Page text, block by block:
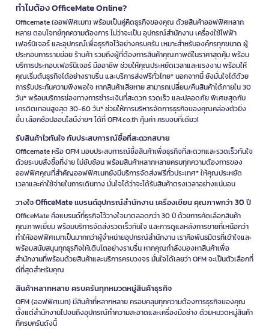
ทำไมต้อง OfficeMate Online?
Officemate (ออฟฟิศเมท) พร้อมเป็นคู่คิดธุรกิจของคุณ ด้วยสินค้าออฟฟิศหลาก
หลาย ตอบโจทย์ทุกความต้องการ ไม่ว่าจะเป็น อุปกรณ์สำนักงาน เครื่องใช้ไฟฟ้า
เฟอร์นิเจอร์ และอุปกรณ์เพื่อธุรกิจไว้อย่างครบครัน เหมาะสำหรับองค์กรทุกขนาด ผู้
ประกอบการรายย่อย ร้านค้า รวมถึงผู้ที่ต้องการสินค้าคุณภาพดีในราคาสุดคุ้ม พร้อม
บริการประกอบเฟอร์นิเจอร์ มืออาชีพ ช่วยให้คุณประหยัดเวลาและแรงงาน พร้อมให้
คุณเริ่มต้นธุรกิจได้อย่างราบรื่น และบริการส่งฟรีทั่วไทย* นอกจากนี้ ยังมั่นใจได้ด้วย
การรับประกันความพึงพอใจ หากสินค้าเสียหาย สามารถเปลี่ยน/คืนสินค้าได้ภายใน 30
วัน* พร้อมบริการช่องทางการชำระเงินที่สะดวก รวดเร็ว และปลอดภัย พิเศษสุดกับ
เครดิตเทอมสูงสุด 30-60 วัน* ช่วยให้การบริหารจัดการธุรกิจของคุณคล่องตัวยิ่ง
ขึ้น เลือกช้อปออนไลน์ง่ายๆ ได้ที่ OFM.co.th คุ้มค่า ครบจบที่เดียว!
รับสินค้าไวทันใจ กับประสบการณ์ซื้อที่สะดวกสบาย
Officemate หรือ OFM มอบประสบการณ์ซื้อสินค้าเพื่อธุรกิจที่สะดวกและรวดเร็วทันใจ
ด้วยระบบสั่งซื้อที่ง่าย ไม่ซับซ้อน พร้อมสินค้าหลากหลายครบทุกความต้องการของ
ออฟฟิศคุณที่สำคัญออฟฟิศเมทยังมีบริการจัดส่งฟรีทั่วประเทศ* ให้คุณประหยัด
เวลาและค่าใช้จ่ายในการเดินทาง มั่นใจได้ว่าจะได้รับสินค้าตรงเวลาอย่างแน่นอน
วางใจ OfficeMate แบรนด์อุปกรณ์สำนักงาน เครื่องเขียน คุณภาพกว่า 30 ปี
OfficeMate คือแบรนด์ที่ธุรกิจไว้วางใจมาตลอดกว่า 30 ปี ด้วยการคัดเลือกสินค้า
คุณภาพเยี่ยม พร้อมบริการจัดส่งรวดเร็วทันใจ และการดูแลหลังการขายที่เหนือกว่า
ทำให้ออฟฟิศเมทเป็นมากกว่าผู้จำหน่ายอุปกรณ์สำนักงาน เราคือพันธมิตรที่เข้าใจและ
พร้อมสนับสนุนทุกธุรกิจให้เติบโตอย่างราบรื่น หากคุณกำลังมองหาสินค้าเพื่อ
สำนักงานที่พร้อมด้วยสินค้าและบริการครบวงจร มั่นใจได้เลยว่า OFM จะเป็นตัวเลือกที่
ดีที่สุดสำหรับคุณ
สินค้าหลากหลาย ครบครันทุกหมวดหมู่สินค้าธุรกิจ
OFM (ออฟฟิศเมท) มีสินค้าที่หลากหลาย ครอบคลุมทุกความต้องการธุรกิจของคุณ
ตั้งแต่สำนักงานไปจนถึงอุปกรณ์ทำความสะอาดและเครื่องมือช่าง ด้วยหมวดหมู่สินค้า
ที่ครบครันดังนี้